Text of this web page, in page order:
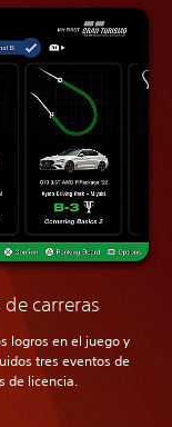
carreras
logros en el juego y
tres eventos de
de licencia.